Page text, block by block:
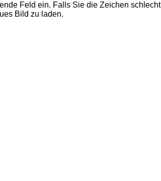
Feld ein. Falls Sie die Zeichen schlecht
Bild zu laden.